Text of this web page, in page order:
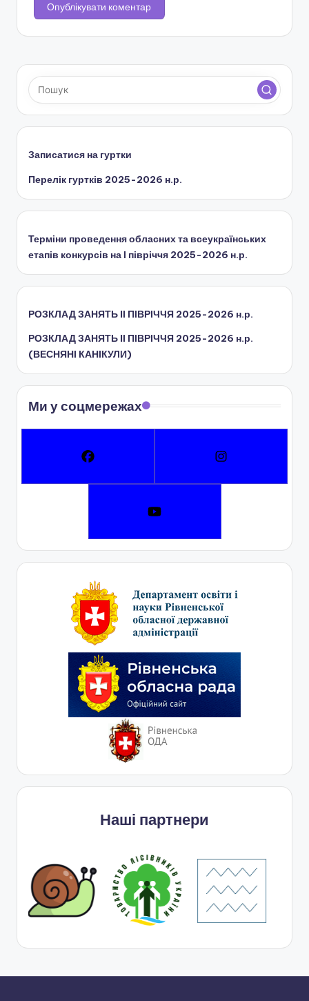
с
н
ї
р
а
д
и
Записатися на гуртки
Перелік гуртків 2025-2026 н.р.
Терміни проведення обласних та всеукраїнських
етапів конкурсів на І півріччя 2025-2026 н.р.
РОЗКЛАД ЗАНЯТЬ IІ ПІВРІЧЧЯ 2025-2026 н.р.
РОЗКЛАД ЗАНЯТЬ IІ ПІВРІЧЧЯ 2025-2026 н.р.
(ВЕСНЯНІ КАНІКУЛИ)
Ми у соцмережах
Наші партнери